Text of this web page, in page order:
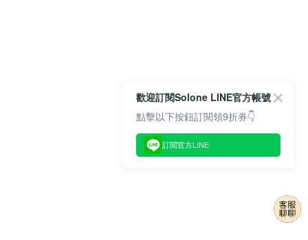
歡迎訂閱Solone LINE官方帳號
點擊以下按鈕訂閱領9折券👇
訂閱官方LINE